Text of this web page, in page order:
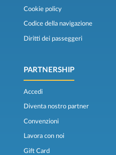
Cookie policy
Codice della navigazione
Diritti dei passeggeri
PARTNERSHIP
Accedi
Diventa nostro partner
Convenzioni
Lavora con noi
Gift Card